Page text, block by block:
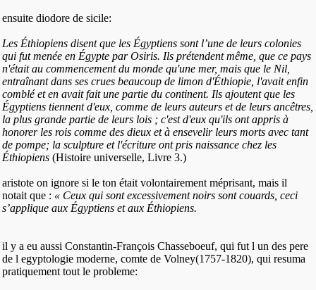
ensuite diodore de sicile:
Les Éthiopiens disent que les Égyptiens sont l’une de leurs colonies
qui fut menée en Égypte par Osiris. Ils prétendent même, que ce pays
n'était au commencement du monde qu'une mer, mais que le Nil,
entraînant dans ses crues beaucoup de limon d'Éthiopie, l'avait enfin
comblé et en avait fait une partie du continent. Ils ajoutent que les
Égyptiens tiennent d'eux, comme de leurs auteurs et de leurs ancêtres,
la plus grande partie de leurs lois ; c'est d'eux qu'ils ont appris à
honorer les rois comme des dieux et à ensevelir leurs morts avec tant
de pompe; la sculpture et l'écriture ont pris naissance chez les
Éthiopiens (Histoire universelle, Livre 3.)
aristote on ignore si le ton était volontairement méprisant, mais il
notait que : « Ceux qui sont excessivement noirs sont couards, ceci
s’applique aux Égyptiens et aux Éthiopiens.
il y a eu aussi Constantin-François Chasseboeuf, qui fut l un des pere
de l egyptologie moderne, comte de Volney(1757-1820), qui resuma
pratiquement tout le probleme: